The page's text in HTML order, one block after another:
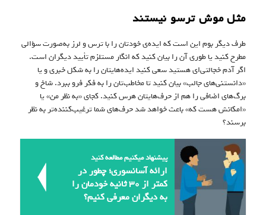
مثل موش ترسو نیستند
طرف دیگر بوم این است که ایده‌ی خودتان را با ترس و لرز به‌صورت سؤالی
مطرح کنید یا طوری آن را بیان کنید که انگار مستلزم تأیید دیگران است.
اگر آدم خجالتی‌ای هستید سعی کنید ایده‌هایتان را به شکل خبری و یا
«دانستنی‌های جالب» بیان کنید تا مخاطب‌تان را به فکر فرو ببرد. شاخ و
برگ‌های اضافی را هم از حرف‌هایتان هرس کنید. کجای «به نظر من» یا
«امکانش هست که» باعث خواهد شد حرف‌های شما ترغیب‌کننده‌تر به نظر
برسند؟
پیشنهاد میکنیم مطالعه کنید
ارائه‌ آسانسوری؛ چطور در
کمتر از ۳۰ ثانیه خودمان را
به دیگران معرفی کنیم؟